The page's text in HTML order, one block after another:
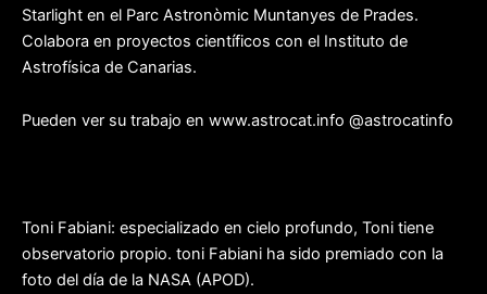
Starlight en el Parc Astronòmic Muntanyes de Prades.
Colabora en proyectos científicos con el Instituto de
Astrofísica de Canarias.
Pueden ver su trabajo en www.astrocat.info @astrocatinfo
Toni Fabiani: especializado en cielo profundo, Toni tiene
observatorio propio. toni Fabiani ha sido premiado con la
foto del día de la NASA (APOD).